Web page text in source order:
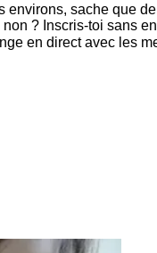
environs, sache que
? Inscris-toi sans
en direct avec les